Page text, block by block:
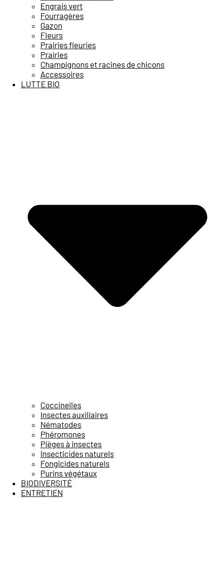
Engrais vert
Fourragères
Gazon
Fleurs
Prairies fleuries
Prairies
Champignons et racines de chicons
Accessoires
LUTTE BIO
Coccinelles
Insectes auxiliaires
Nématodes
Phéromones
Pièges à insectes
Insecticides naturels
Fongicides naturels
Purins végétaux
BIODIVERSITÉ
ENTRETIEN